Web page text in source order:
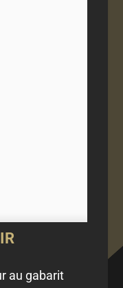
au gabarit